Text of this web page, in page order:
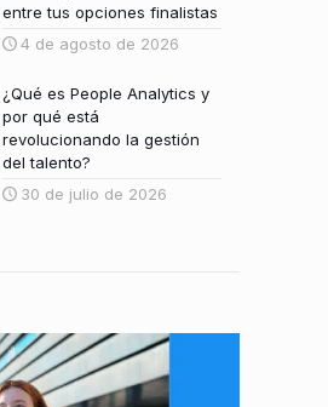
entre tus opciones finalistas
4 de agosto de 2026
¿Qué es People Analytics y
por qué está
revolucionando la gestión
del talento?
30 de julio de 2026